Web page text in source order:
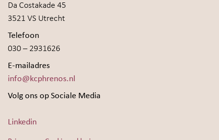
Da Costakade 45
3521 VS Utrecht
Telefoon
030 – 2931626
E-mailadres
info@kcphrenos.nl
Volg ons op Sociale Media
Linkedin